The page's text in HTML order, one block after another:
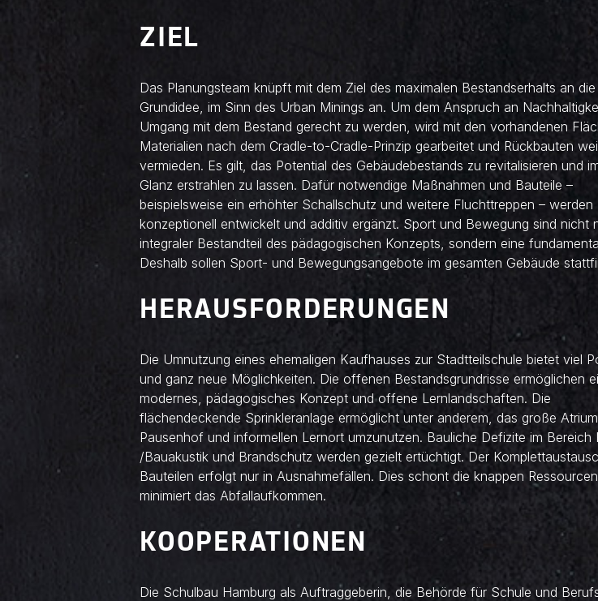
ZIEL
Das Planungsteam knüpft mit dem Ziel des maximalen Bestandserhalts an die
Grundidee, im Sinn des Urban Minings an. Um dem Anspruch an
Umgang mit dem Bestand gerecht zu werden, wird mit den vorhandenen
Materialien nach dem Cradle-to-Cradle-Prinzip gearbeitet und Rückbauten
vermieden. Es gilt, das Potential des Gebäudebestands zu revitalisieren und
Glanz erstrahlen zu lassen. Dafür notwendige Maßnahmen und Bauteile –
beispielsweise ein erhöhter Schallschutz und weitere Fluchttreppen – werden
konzeptionell entwickelt und additiv ergänzt. Sport und Bewegung sind nicht
integraler Bestandteil des pädagogischen Konzepts, sondern eine
Deshalb sollen Sport- und Bewegungsangebote im gesamten Gebäude
HERAUSFORDERUNGEN
Die Umnutzung eines ehemaligen Kaufhauses zur Stadtteilschule bietet viel
und ganz neue Möglichkeiten. Die offenen Bestandsgrundrisse ermöglichen
modernes, pädagogisches Konzept und offene Lernlandschaften. Die
flächendeckende Sprinkleranlage ermöglicht unter anderem, das große
Pausenhof und informellen Lernort umzunutzen. Bauliche Defizite im Bereich
/Bauakustik und Brandschutz werden gezielt ertüchtigt. Der
Bauteilen erfolgt nur in Ausnahmefällen. Dies schont die knappen
minimiert das Abfallaufkommen.
KOOPERATIONEN
Die Schulbau Hamburg als Auftraggeberin, die Behörde für Schule und